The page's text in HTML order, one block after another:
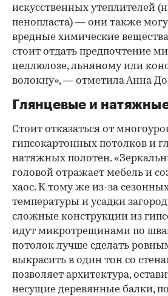
искусственных утеплителей
пенопласта) — они также
вредные химические
стоит отдать предпочтение
целлюлозе, льняному или
волокну», — отметила Анна
Глянцевые и
Стоит отказаться от
гипсокартонных потолков и
натяжных полотен.
головой отражает мебель и
хаос. К тому же из-за
температуры и усадки
сложные конструкции из
идут микротрещинами по
потолок лучше сделать
выкрасить в один тон со
позволяет архитектура,
несущие деревянные балки,